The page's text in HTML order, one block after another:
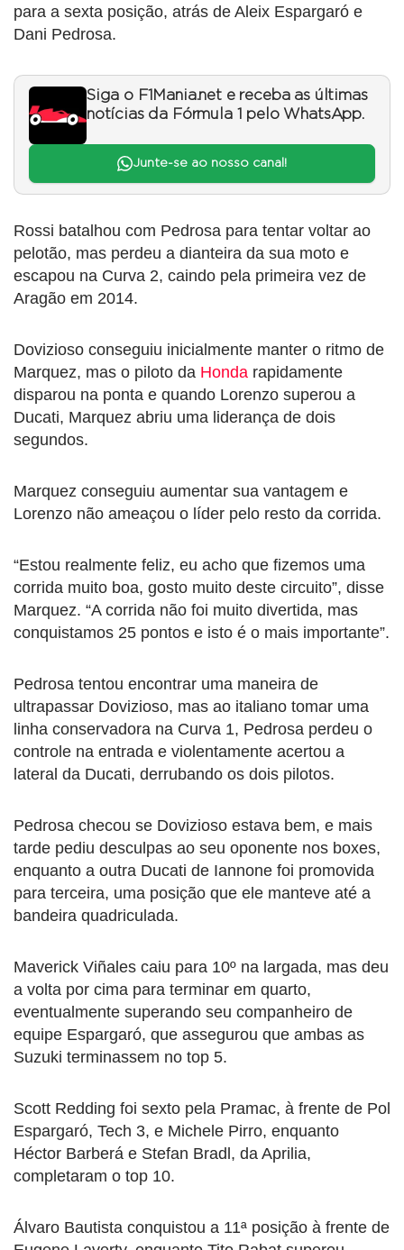
para a sexta posição, atrás de Aleix Espargaró e
Dani Pedrosa.
Siga o F1Mania.net e receba as últimas
notícias da Fórmula 1 pelo WhatsApp.
Junte-se ao nosso canal!
Rossi batalhou com Pedrosa para tentar voltar ao
pelotão, mas perdeu a dianteira da sua moto e
escapou na Curva 2, caindo pela primeira vez de
Aragão em 2014.
Dovizioso conseguiu inicialmente manter o ritmo de
Marquez, mas o piloto da Honda rapidamente
disparou na ponta e quando Lorenzo superou a
Ducati, Marquez abriu uma liderança de dois
segundos.
Marquez conseguiu aumentar sua vantagem e
Lorenzo não ameaçou o líder pelo resto da corrida.
“Estou realmente feliz, eu acho que fizemos uma
corrida muito boa, gosto muito deste circuito”, disse
Marquez. “A corrida não foi muito divertida, mas
conquistamos 25 pontos e isto é o mais importante”.
Pedrosa tentou encontrar uma maneira de
ultrapassar Dovizioso, mas ao italiano tomar uma
linha conservadora na Curva 1, Pedrosa perdeu o
controle na entrada e violentamente acertou a
lateral da Ducati, derrubando os dois pilotos.
Pedrosa checou se Dovizioso estava bem, e mais
tarde pediu desculpas ao seu oponente nos boxes,
enquanto a outra Ducati de Iannone foi promovida
para terceira, uma posição que ele manteve até a
bandeira quadriculada.
Maverick Viñales caiu para 10º na largada, mas deu
a volta por cima para terminar em quarto,
eventualmente superando seu companheiro de
equipe Espargaró, que assegurou que ambas as
Suzuki terminassem no top 5.
Scott Redding foi sexto pela Pramac, à frente de Pol
Espargaró, Tech 3, e Michele Pirro, enquanto
Héctor Barberá e Stefan Bradl, da Aprilia,
completaram o top 10.
Álvaro Bautista conquistou a 11ª posição à frente de